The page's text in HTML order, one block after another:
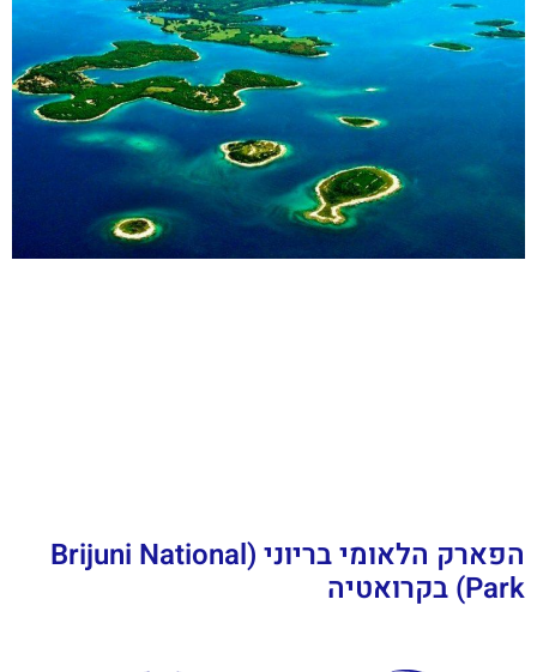
הפארק הלאומי בריוני (Brijuni National
Park) בקרואטיה